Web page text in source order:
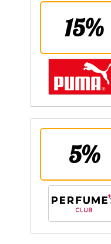
15%
5%